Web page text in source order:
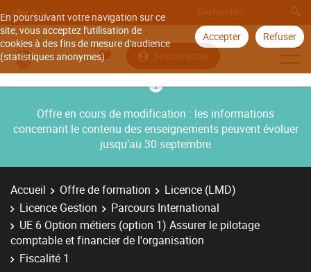
En poursuivant votre navigation sur ce
site, vous acceptez l'utilisation de
cookies à des fins de mesure d'audience
(statistiques anonymes).
Accepter Refuser
Aller à
Se connecter
Offre en cours de modification : les informations
concernant le contenu des enseignements peuvent évoluer
jusqu’au 30 septembre
Accueil Offre de formation
Licence (LMD)
Licence Gestion
Parcours International
UE 6 Option métiers (option 1) Assurer le pilotage
comptable et financier de l'organisation
Fiscalité 1